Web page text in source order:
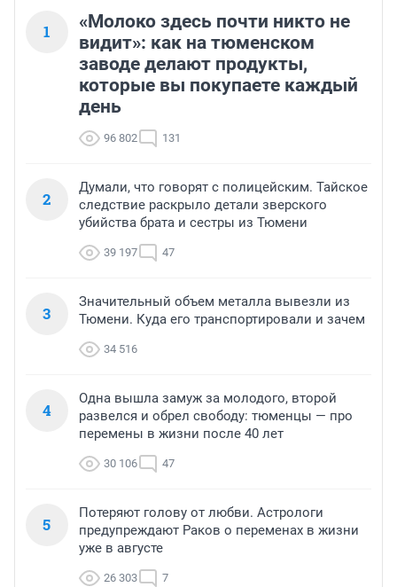
1
«Молоко здесь почти никто не
видит»: как на тюменском
заводе делают продукты,
которые вы покупаете каждый
день
96 802 131
2
Думали, что говорят с полицейским. Тайское
следствие раскрыло детали зверского
убийства брата и сестры из Тюмени
39 197 47
3
Значительный объем металла вывезли из
Тюмени. Куда его транспортировали и зачем
34 516
4
Одна вышла замуж за молодого, второй
развелся и обрел свободу: тюменцы — про
перемены в жизни после 40 лет
30 106 47
5
Потеряют голову от любви. Астрологи
предупреждают Раков о переменах в жизни
уже в августе
26 303 7